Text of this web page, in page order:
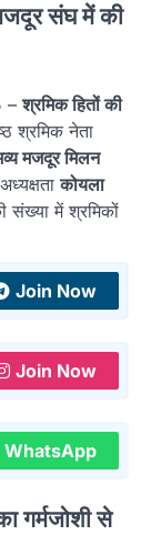
संघ में की
–श्रमिक हितों की
श्रमिक नेता
मजदूर मिलन
कोयला
में श्रमिकों
Join Now
Join Now
WhatsApp
गर्मजोशी से